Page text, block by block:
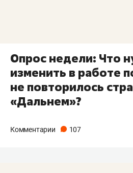
Опрос недели: Что
изменить в работе
не повторилось
«Дальнем»?
Комментарии 107